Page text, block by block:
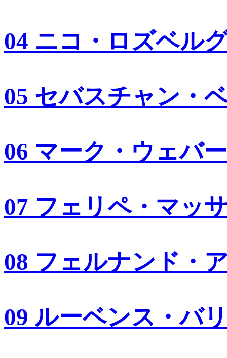
04 ニコ・ロズベル
05 セバスチャン・
06 マーク・ウェバー
07 フェリペ・マッ
08 フェルナンド・
09 ルーベンス・バ